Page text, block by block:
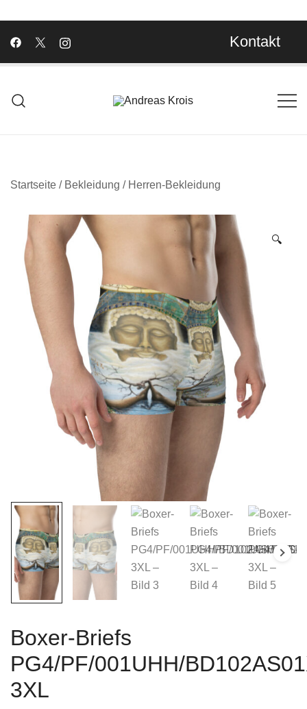
Kontakt
Startseite / Bekleidung / Herren-Bekleidung
🔍
Boxer-Briefs
PG4/PF/001UHH/
3XL